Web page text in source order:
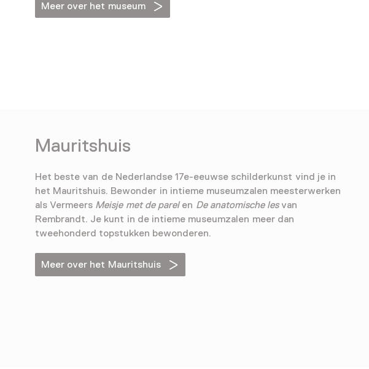
Meer over het museum
Mauritshuis
Het beste van de Nederlandse 17e-eeuwse schilderkunst vind je in
het Mauritshuis. Bewonder in intieme museumzalen meesterwerken
als Vermeers Meisje met de parelen De anatomische lesvan
Rembrandt. Je kunt in de intieme museumzalen meer dan
tweehonderd topstukken bewonderen.
Meer over het Mauritshuis